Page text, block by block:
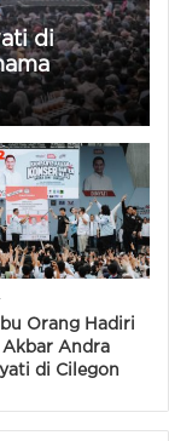
di
Orang Hadiri
Akbar Andra
di Cilegon